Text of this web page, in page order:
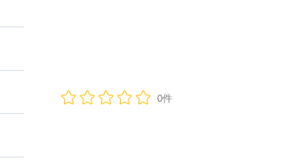
0件
円